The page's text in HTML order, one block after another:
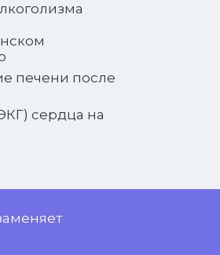
печени после
сердца на